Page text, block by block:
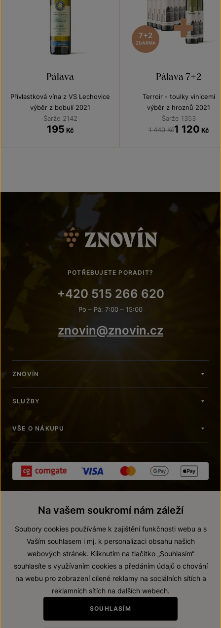
Pálava
Přívlastková vína z VS Lechovice
výběr z bobulí 2021
Šarže 2142
195 Kč
7+2
ZDARMA
Pálava 7+2
Terroir - toulky vinicemi
výběr z hroznů 2021
Šarže 1353
1 440 Kč1 120 Kč
POTŘEBUJETE PORADIT?
+420 515 266 620
Po – Pá: 7:00 – 15:00
znovin@znovin.cz
ZNOVÍN
SLUŽBY
VŠE O NÁKUPU
© 2026 ZNOVÍN ZNOJMO, a. s.
Prohlášení o přístupnosti
Zákaz prodeje alkoholických nápojů osobám mladším 18 let.
Na vašem soukromí nám záleží
Soubory cookies používáme k zajištění funkčnosti webu a s
Vaším souhlasem i mj. k personalizaci obsahu našich
webových stránek. Kliknutím na tlačítko „Souhlasím“
souhlasíte s využívaním cookies a předáním údajů o chování
na webu pro zobrazení cílené reklamy na sociálních sítích a
reklamních sítích na dalších webech.
SOUHLASÍM